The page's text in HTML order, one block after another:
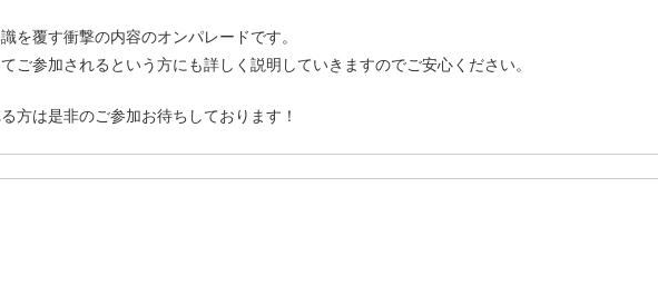
を覆す衝撃の内容のオンパレードです。
ご参加されるという方にも詳しく説明していきますのでご安心ください。
方は是非のご参加お待ちしております！